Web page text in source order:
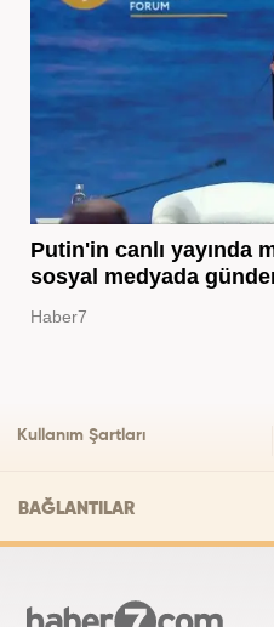
Putin'in canlı yayında
sosyal medyada
Haber7
Kullanım Şartları
BAĞLANTILAR